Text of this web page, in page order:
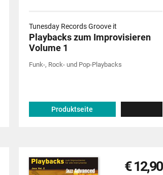
Tunesday Records Groove it
Playbacks zum Improvisieren
Volume 1
Funk-, Rock- und Pop-Playbacks
Produktseite
€ 12,90